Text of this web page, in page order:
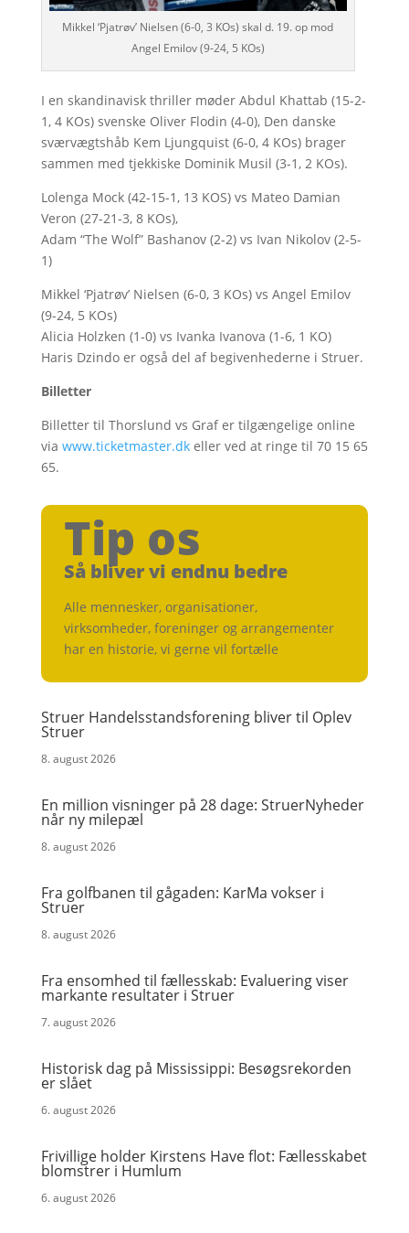
Mikkel ‘Pjatrøv’ Nielsen (6-0, 3 KOs) skal d. 19. op mod
Angel Emilov (9-24, 5 KOs)
I en skandinavisk thriller møder Abdul Khattab (15-2-
1, 4 KOs) svenske Oliver Flodin (4-0), Den danske
sværvægtshåb Kem Ljungquist (6-0, 4 KOs) brager
sammen med tjekkiske Dominik Musil (3-1, 2 KOs).
Lolenga Mock (42-15-1, 13 KOS) vs Mateo Damian
Veron (27-21-3, 8 KOs),
Adam “The Wolf” Bashanov (2-2) vs Ivan Nikolov (2-5-
1)
Mikkel ‘Pjatrøv’ Nielsen (6-0, 3 KOs) vs Angel Emilov
(9-24, 5 KOs)
Alicia Holzken (1-0) vs Ivanka Ivanova (1-6, 1 KO)
Haris Dzindo er også del af begivenhederne i Struer.
Billetter
Billetter til Thorslund vs Graf er tilgængelige online
via www.ticketmaster.dkeller ved at ringe til 70 15 65
65.
Tip os
Så bliver vi endnu bedre
Alle mennesker, organisationer,
virksomheder, foreninger og arrangementer
har en historie, vi gerne vil fortælle
Struer Handelsstandsforening bliver til Oplev
Struer
8. august 2026
En million visninger på 28 dage: StruerNyheder
når ny milepæl
8. august 2026
Fra golfbanen til gågaden: KarMa vokser i
Struer
8. august 2026
Fra ensomhed til fællesskab: Evaluering viser
markante resultater i Struer
7. august 2026
Historisk dag på Mississippi: Besøgsrekorden
er slået
6. august 2026
Frivillige holder Kirstens Have flot: Fællesskabet
blomstrer i Humlum
6. august 2026